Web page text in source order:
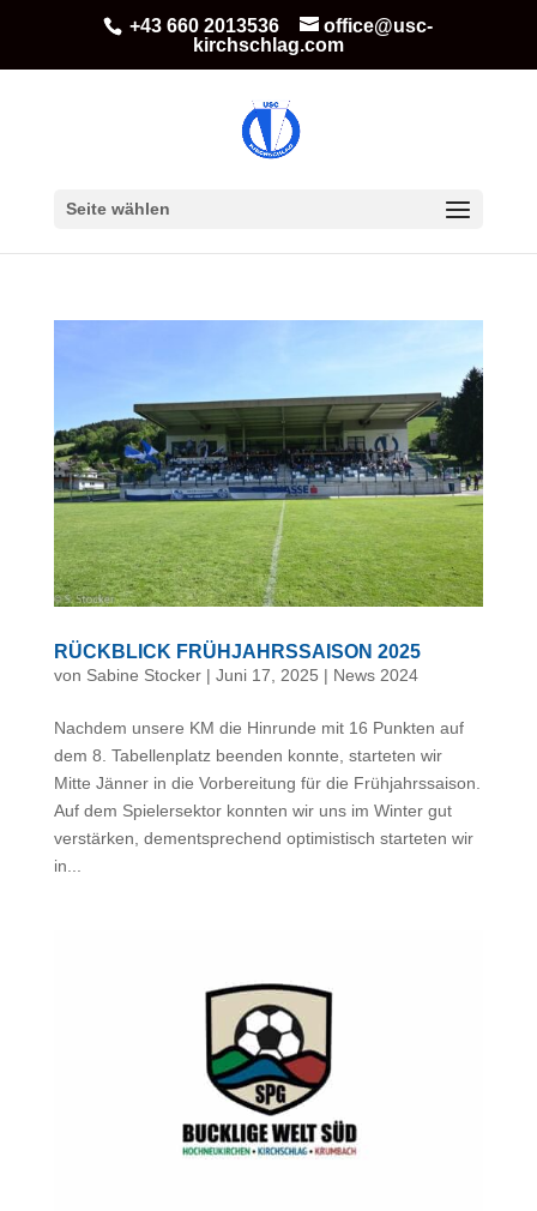
+43 660 2013536
office@usc-
kirchschlag.com
Seite wählen
RÜCKBLICK FRÜHJAHRSSAISON 2025
von Sabine Stocker| Juni 17, 2025 | News 2024
Nachdem unsere KM die Hinrunde mit 16 Punkten auf
dem 8. Tabellenplatz beenden konnte, starteten wir
Mitte Jänner in die Vorbereitung für die Frühjahrssaison.
Auf dem Spielersektor konnten wir uns im Winter gut
verstärken, dementsprechend optimistisch starteten wir
in...